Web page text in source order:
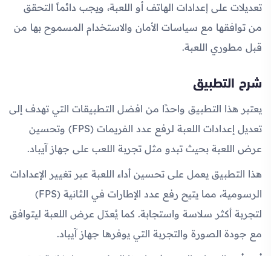
تعديلات على إعدادات الهاتف أو اللعبة، ويجب دائماً التحقق
من توافقها مع سياسات الأمان والاستخدام المسموح بها من
قبل مطوري اللعبة.
شرح التطبيق
يعتبر هذا التطبيق واحدًا من افضل التطبيقات التي تهدف إلى
تعديل إعدادات اللعبة لرفع عدد الفريمات (FPS) وتحسين
عرض اللعبة بحيث تبدو مثل تجربة اللعب على جهاز آيباد.
هذا التطبيق يعمل على تحسين أداء اللعبة عبر تغيير الإعدادات
الرسومية، مما يتيح رفع عدد الإطارات في الثانية (FPS)
لتجربة أكثر سلاسة واستجابة. كما يُعدّل عرض اللعبة ليتوافق
مع جودة الصورة والتجربة التي يوفرها جهاز آيباد.